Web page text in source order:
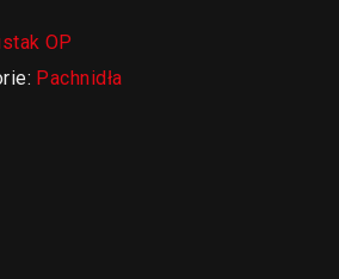
OP
Pachnidła